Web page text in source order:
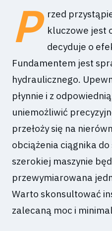
P
rzed
kluczowe jest
decyduje o
Fundamentem jest
hydraulicznego.
płynnie i z
uniemożliwić
przełoży się na
obciążenia ciągnika
szerokiej maszynie
przewymiarowana
Warto skonsultować
zalecaną moc i